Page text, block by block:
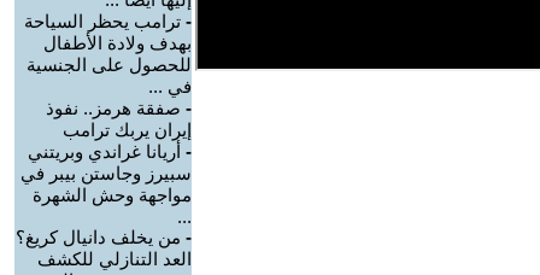
- ترامب يحظر السياحة
بهدف ولادة الأطفال
للحصول على الجنسية
في ...
- صفقة هرمز.. نفوذ
إيران يربك ترامب
- أريانا غراندي وبريتني
سبيرز وجاستن بيبر في
مواجهة وحش الشهرة
...
- من يخلف دانيال كريغ؟
العد التنازلي للكشف